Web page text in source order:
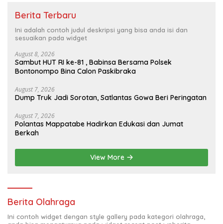
Berita Terbaru
Ini adalah contoh judul deskripsi yang bisa anda isi dan
sesuaikan pada widget
August 8, 2026
Sambut HUT RI ke-81 , Babinsa Bersama Polsek
August 7, 2026
Dump Truk Jadi Sorotan, Satlantas Gowa Beri Peringatan
August 7, 2026
Polantas Mappatabe Hadirkan Edukasi dan Jumat
Berkah
View More
Berita Olahraga
Ini contoh widget dengan style gallery pada kategori olahraga,